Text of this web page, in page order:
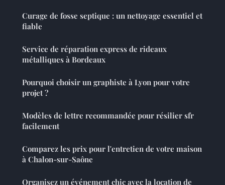
Curage de fosse septique : un nettoyage essentiel et
fiable
Service de réparation express de rideaux
métalliques à Bordeaux
Pourquoi choisir un graphiste à Lyon pour votre
projet ?
Modèles de lettre recommandée pour résilier sfr
facilement
Comparez les prix pour l'entretien de votre maison
à Chalon-sur-Saône
Organisez un événement chic avec la location de